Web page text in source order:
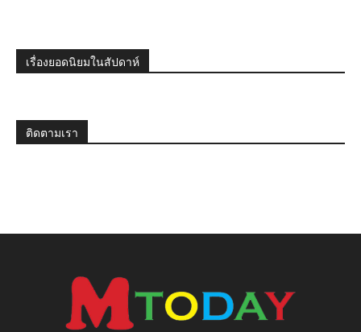
เรื่องยอดนิยมในสัปดาห์
ติดตามเรา